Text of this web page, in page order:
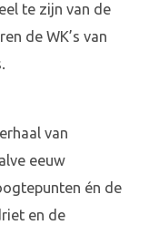
te zijn van de
de WK’s van
van
eeuw
én de
en de